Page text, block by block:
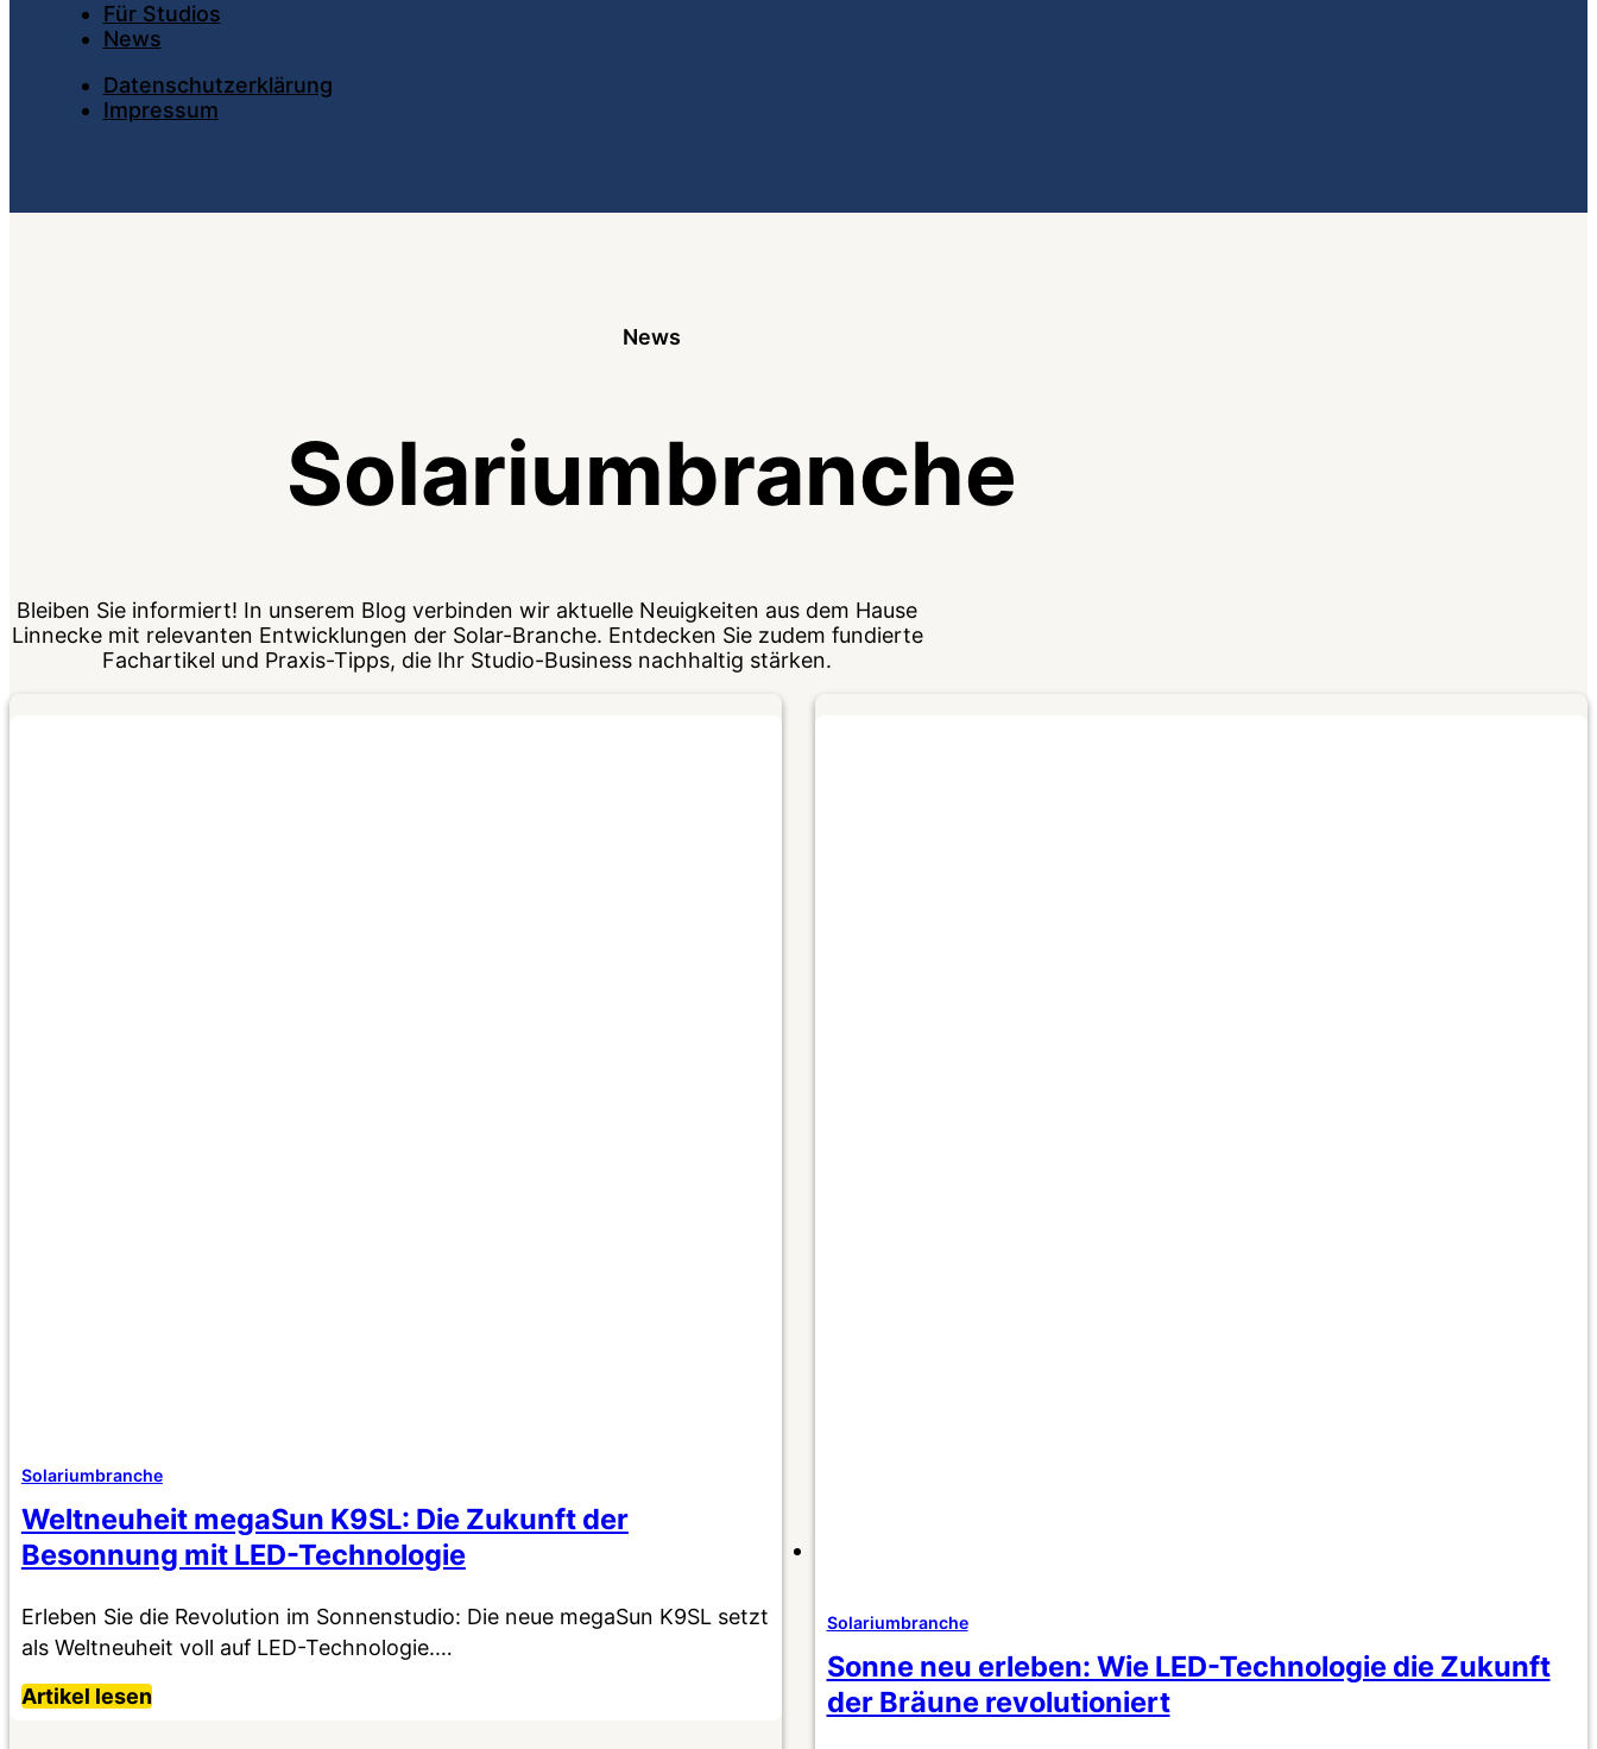
Für Studios
News
Datenschutzerklärung
Impressum
News
Solariumbranche
Bleiben Sie informiert! In unserem Blog verbinden wir aktuelle Neuigkeiten aus dem Hause
Linnecke mit relevanten Entwicklungen der Solar-Branche. Entdecken Sie zudem fundierte
Fachartikel und Praxis-Tipps, die Ihr Studio-Business nachhaltig stärken.
Solariumbranche
Weltneuheit megaSun K9SL: Die Zukunft der
Besonnung mit LED-Technologie
Erleben Sie die Revolution im Sonnenstudio: Die neue megaSun K9SL setzt
als Weltneuheit voll auf LED-Technologie.…
Artikel lesen
Solariumbranche
Sonne neu erleben: Wie LED-Technologie die Zukunft
der Bräune revolutioniert